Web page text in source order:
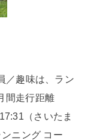
／趣味は、ラン
間走行距離
（さいたま
ニング コー